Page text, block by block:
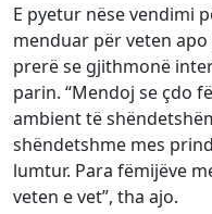
E pyetur nëse vendimi
menduar për veten
prerë se gjithmonë
parin. “Mendoj se çdo
ambient të
shëndetshme mes
lumtur. Para fëmijëve
veten e vet”, tha ajo.